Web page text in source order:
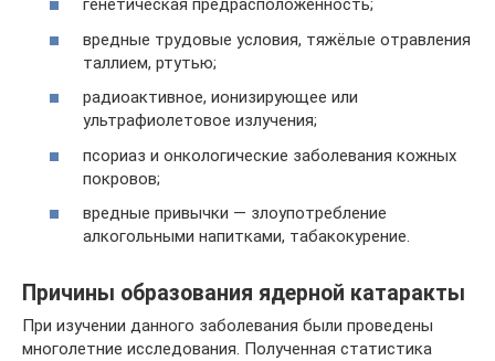
генетическая предрасположенность;
вредные трудовые условия, тяжёлые отравления
таллием, ртутью;
радиоактивное, ионизирующее или
ультрафиолетовое излучения;
псориаз и онкологические заболевания кожных
покровов;
вредные привычки — злоупотребление
алкогольными напитками, табакокурение.
Причины образования ядерной катаракты
При изучении данного заболевания были проведены
многолетние исследования. Полученная статистика